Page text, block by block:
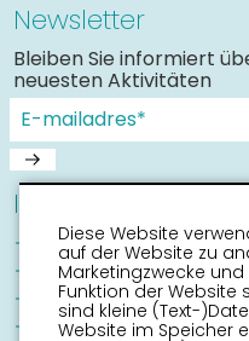
Newsletter
Bleiben Sie informiert
neuesten Aktivitäten
Informationen
Sneek mit Kinder
Sehenswürdigkeiten
Erreichbarkeit
Routen
Diese Website
auf der Website zu
Marketingzwecke
Funktion der Website
sind kleine (Text-
Website im Speicher